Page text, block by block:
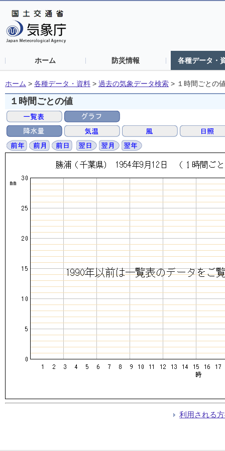
ホーム 防災情報 各種データ・
ホーム > 各種データ・資料 > 過去の気象データ検索 > １時間ごとの
１時間ごとの値
利用される